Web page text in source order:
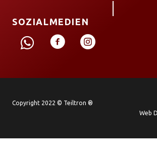
SOZIALMEDIEN
Copyright 2022 © Teiltron ®
Web